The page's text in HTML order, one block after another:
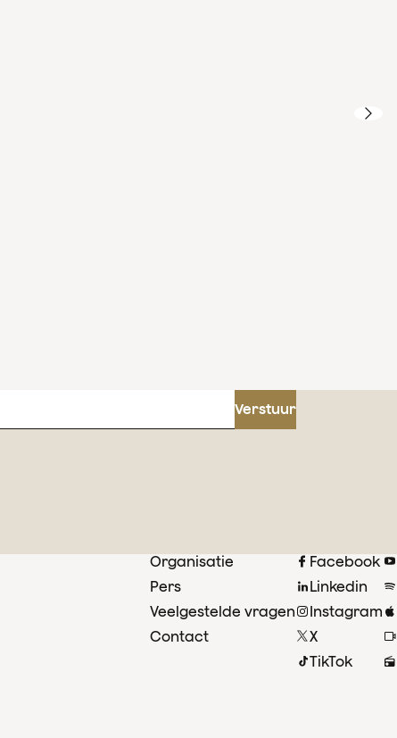
Verstuur
Organisatie
Pers
Veelgestelde vragen
Contact
Facebook
Linkedin
Instagram
X
TikTok